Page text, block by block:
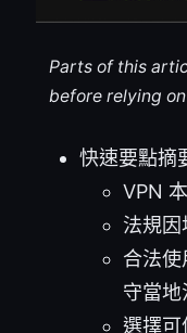
Parts of this
before relying
快速要點摘
VPN
法規因
合法
守當地
選擇可